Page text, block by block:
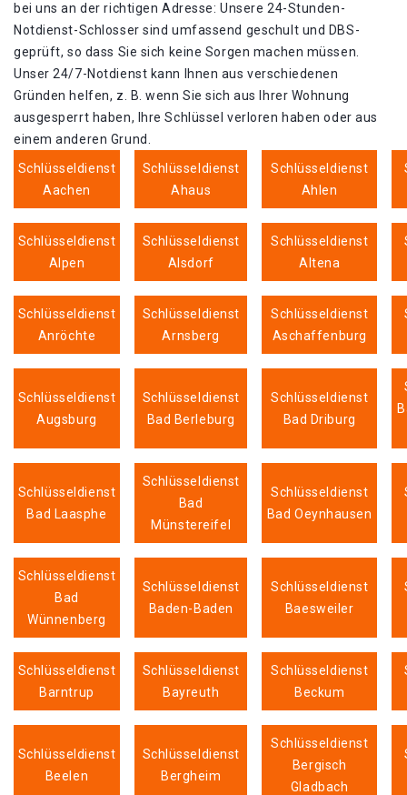
bei uns an der richtigen Adresse: Unsere 24-Stunden-
Notdienst-Schlosser sind umfassend geschult und DBS-
geprüft, so dass Sie sich keine Sorgen machen müssen.
Unser 24/7-Notdienst kann Ihnen aus verschiedenen
Gründen helfen, z. B. wenn Sie sich aus Ihrer Wohnung
ausgesperrt haben, Ihre Schlüssel verloren haben oder aus
einem anderen Grund.
Schlüsseldienst
Aachen
Schlüsseldienst
Ahaus
Schlüsseldienst
Ahlen
Schlüsseldienst
Alpen
Schlüsseldienst
Alsdorf
Schlüsseldienst
Altena
Schlüsseldienst
Anröchte
Schlüsseldienst
Arnsberg
Schlüsseldienst
Aschaffenburg
Schlüsseldienst
Augsburg
Schlüsseldienst
Bad Berleburg
Schlüsseldienst
Bad Driburg
Schlüsseldienst
Bad Laasphe
Schlüsseldienst
Bad
Münstereifel
Schlüsseldienst
Bad Oeynhausen
Schlüsseldienst
Bad
Wünnenberg
Schlüsseldienst
Baden-Baden
Schlüsseldienst
Baesweiler
Schlüsseldienst
Barntrup
Schlüsseldienst
Bayreuth
Schlüsseldienst
Beckum
Schlüsseldienst
Beelen
Schlüsseldienst
Bergheim
Schlüsseldienst
Bergisch
Gladbach